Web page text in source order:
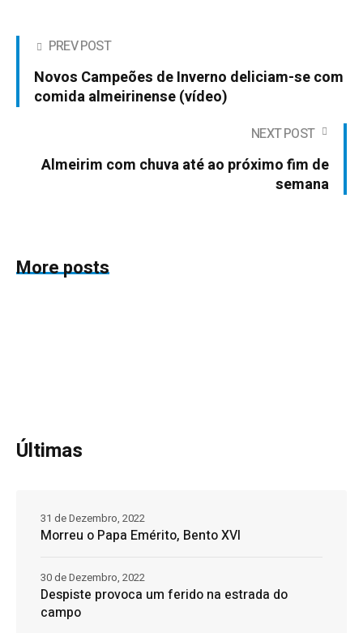
PREV POST
Novos Campeões de Inverno deliciam-se com
comida almeirinense (vídeo)
NEXT POST
Almeirim com chuva até ao próximo fim de
semana
More posts
Últimas
Morreu o Papa Emérito, Bento XVI
31 de Dezembro, 2022
Despiste provoca um ferido na estrada do
campo
30 de Dezembro, 2022